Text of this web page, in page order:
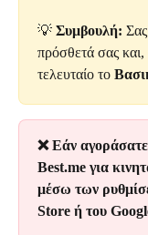
💡 Συμβουλή:
πρόσθετά σας
τελευταίο το
❌ Εάν
Best.me για
μέσω των
Store ή του